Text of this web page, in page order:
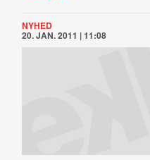
NYHED
20. JAN. 2011 | 11:08